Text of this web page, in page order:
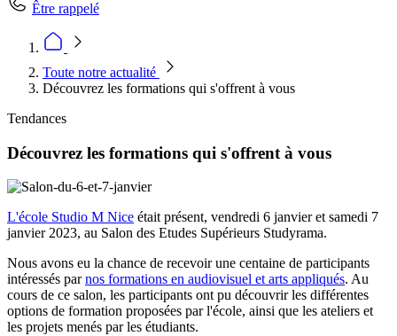
Être rappelé
Toute notre actualité
Découvrez les formations qui s'offrent à vous
Tendances
Découvrez les formations qui s'offrent à vous
L'école Studio M Nice était présent, vendredi 6 janvier et samedi 7
janvier 2023, au Salon des Etudes Supérieurs Studyrama.
Nous avons eu la chance de recevoir une centaine de participants
intéressés parnos formations en audiovisuel et arts appliqués. Au
cours de ce salon, les participants ont pu découvrir les différentes
options de formation proposées par l'école, ainsi que les ateliers et
les projets menés par les étudiants.